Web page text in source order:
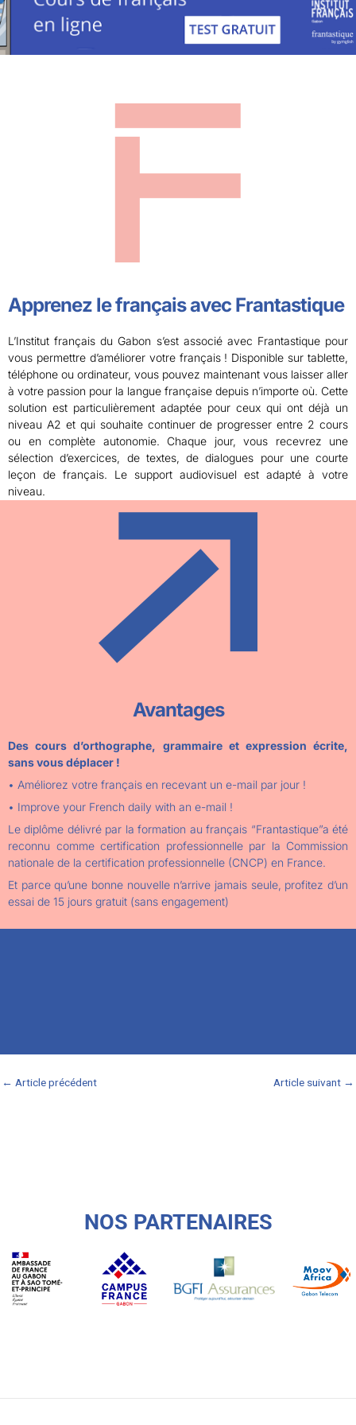
Apprenez le français avec Frantastique
L’Institut français du Gabon s’est associé avec Frantastique pour
vous permettre d’améliorer votre français ! Disponible sur tablette,
téléphone ou ordinateur, vous pouvez maintenant vous laisser aller
à votre passion pour la langue française depuis n’importe où. Cette
solution est particulièrement adaptée pour ceux qui ont déjà un
niveau A2 et qui souhaite continuer de progresser entre 2 cours
ou en complète autonomie. Chaque jour, vous recevrez une
sélection d’exercices, de textes, de dialogues pour une courte
leçon de français. Le support audiovisuel est adapté à votre
niveau.
Avantages
Des cours d’orthographe, grammaire et expression écrite,
sans vous déplacer !
• Améliorez votre français en recevant un e-mail par jour !
• Improve your French daily with an e-mail !
Le diplôme délivré par la formation au français “Frantastique”a été
reconnu comme certification professionnelle par la Commission
nationale de la certification professionnelle (CNCP) en France.
Et parce qu’une bonne nouvelle n’arrive jamais seule, profitez d’un
essai de 15 jours gratuit (sans engagement)
← Article précédent Article suivant →
NOS PARTENAIRES